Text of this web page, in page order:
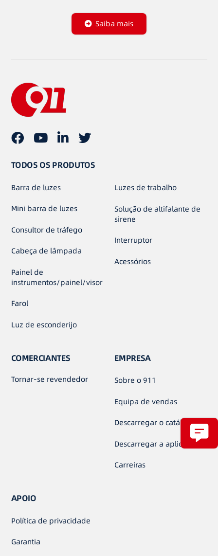
Saiba mais
TODOS OS PRODUTOS
Barra de luzes
Mini barra de luzes
Consultor de tráfego
Cabeça de lâmpada
Painel de
instrumentos/painel/visor
Farol
Luz de esconderijo
Luzes de trabalho
Solução de altifalante de
sirene
Interruptor
Acessórios
COMERCIANTES
Tornar-se revendedor
EMPRESA
Sobre o 911
Equipa de vendas
Descarregar o catálogo
Descarregar a aplicação
Carreiras
APOIO
Política de privacidade
Garantia